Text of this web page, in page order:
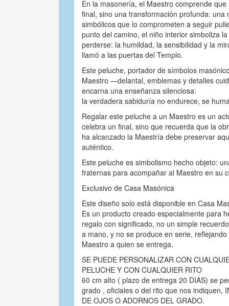
En la masonería, el Maestro comprende
final, sino una transformación profunda: una
simbólicos que lo comprometen a seguir
punto del camino, el niño interior simboliza
perderse: la humildad, la sensibilidad y la
llamó a las puertas del Templo.
Este peluche, portador de símbolos
Maestro —delantal, emblemas y detalles
encarna una enseñanza silenciosa:
la verdadera sabiduría no endurece, se
Regalar este peluche a un Maestro es un
celebra un final, sino que recuerda que la
ha alcanzado la Maestría debe preservar
auténtico.
Este peluche es simbolismo hecho objeto:
fraternas para acompañar al Maestro en su
Exclusivo de Casa Masónica
Este diseño solo está disponible en Casa
Es un producto creado especialmente para
regalo con significado, no un simple
a mano, y no se produce en serie,
Maestro a quien se entrega.
SE PUEDE PERSONALIZAR CON
PELUCHE Y CON CUALQUIER RITO
60 cm alto ( plazo de entrega 20 DIAS) se
grado , oficiales o del rito que nos indiquen,
DE OJOS O ADORNOS DEL GRADO.